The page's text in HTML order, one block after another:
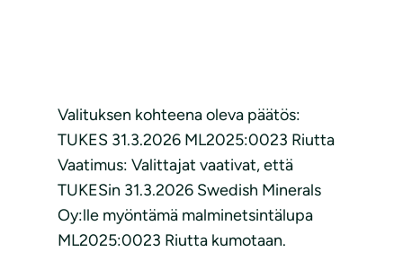
Valituksen kohteena oleva päätös:
TUKES 31.3.2026 ML2025:0023 Riutta
Vaatimus: Valittajat vaativat, että
TUKESin 31.3.2026 Swedish Minerals
Oy:lle myöntämä malminetsintälupa
ML2025:0023 Riutta kumotaan.